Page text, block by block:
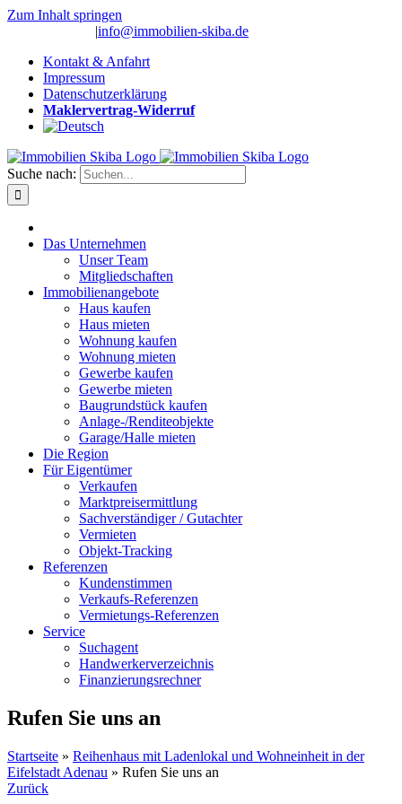
Zum Inhalt springen
|info@immobilien-skiba.de
Kontakt & Anfahrt
Impressum
Datenschutzerklärung
Maklervertrag-Widerruf
Suche nach:
Das Unternehmen
Unser Team
Mitgliedschaften
Immobilienangebote
Haus kaufen
Haus mieten
Wohnung kaufen
Wohnung mieten
Gewerbe kaufen
Gewerbe mieten
Baugrundstück kaufen
Anlage-/Renditeobjekte
Garage/Halle mieten
Die Region
Für Eigentümer
Verkaufen
Marktpreisermittlung
Sachverständiger / Gutachter
Vermieten
Objekt-Tracking
Referenzen
Kundenstimmen
Verkaufs-Referenzen
Vermietungs-Referenzen
Service
Suchagent
Handwerkerverzeichnis
Finanzierungsrechner
Rufen Sie uns an
Startseite » Reihenhaus mit Ladenlokal und Wohneinheit in der
Eifelstadt Adenau » Rufen Sie uns an
Zurück